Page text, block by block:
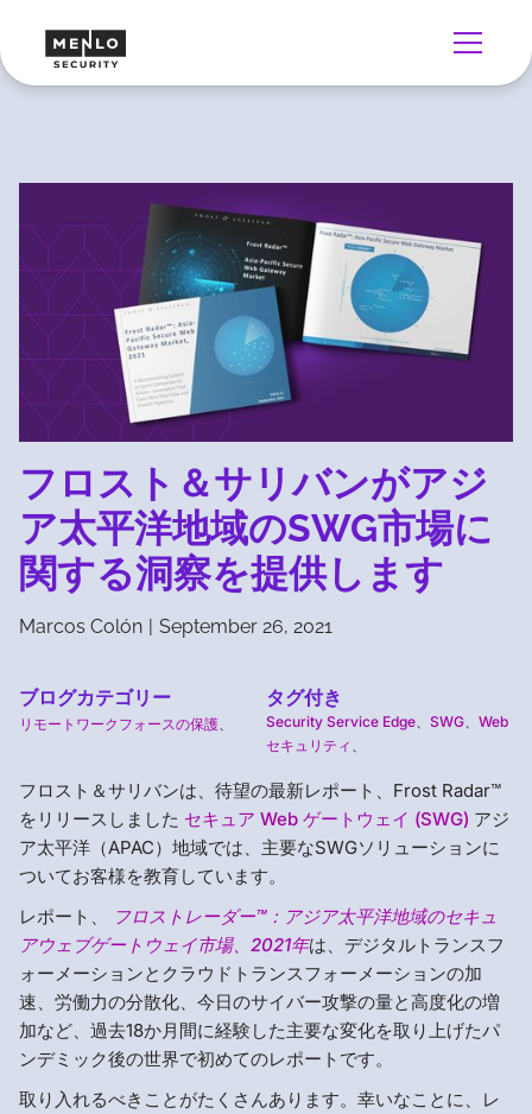
フロスト＆サリバンがアジ
ア太平洋地域のSWG市場に
関する洞察を提供します
Marcos Colón | September 26, 2021
ブログカテゴリー
リモートワークフォースの保護
タグ付き
Security Service Edge SWG
Web
セキュリティ
フロスト＆サリバンは、待望の最新レポート、Frost Radar™
をリリースしました セキュア Web ゲートウェイ (SWG) アジ
ア太平洋（APAC）地域では、主要なSWGソリューションに
ついてお客様を教育しています。
レポート、
フロストレーダー™：アジア太平洋地域のセキュ
アウェブゲートウェイ市場、2021年は、デジタルトランスフ
ォーメーションとクラウドトランスフォーメーションの加
速、労働力の分散化、今日のサイバー攻撃の量と高度化の増
加など、過去18か月間に経験した主要な変化を取り上げたパ
ンデミック後の世界で初めてのレポートです。
取り入れるべきことがたくさんあります。幸いなことに、レ